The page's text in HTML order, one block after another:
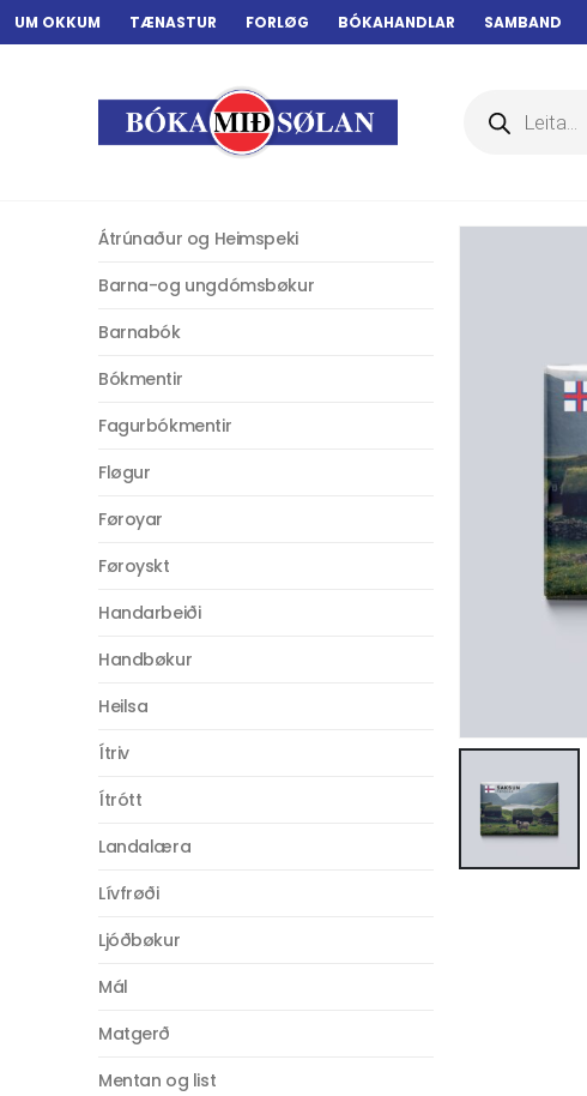
UM OKKUM TÆNASTUR FORLØG BÓKAHANDLAR SAMBAND
search
Átrúnaður og Heimspeki
Barna-og ungdómsbøkur
Barnabók
Bókmentir
Fagurbókmentir
Fløgur
Føroyar
Føroyskt
Handarbeiði
Handbøkur
Heilsa
Ítriv
Ítrótt
Landalæra
Lívfrøði
Ljóðbøkur
Mál
Matgerð
Mentan og list